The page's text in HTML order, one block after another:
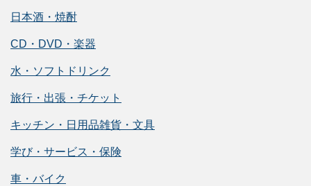
日本酒・焼酎
CD・DVD・楽器
水・ソフトドリンク
旅行・出張・チケット
キッチン・日用品雑貨・文具
学び・サービス・保険
車・バイク